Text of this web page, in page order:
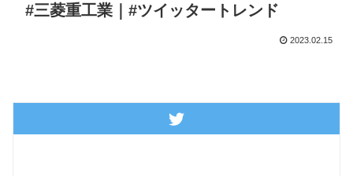
#三菱重工業｜#ツイッタートレンド
2023.02.15